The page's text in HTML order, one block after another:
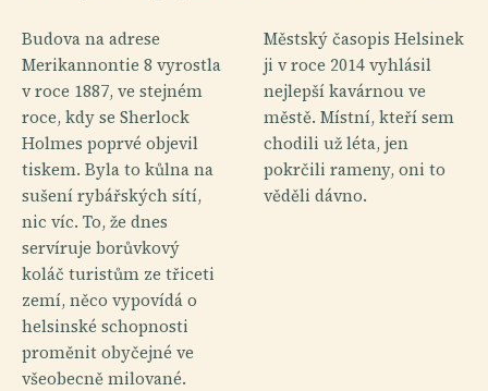
Budova na adrese
Merikannontie 8 vyrostla
v roce 1887, ve stejném
roce, kdy se Sherlock
Holmes poprvé objevil
tiskem. Byla to kůlna na
sušení rybářských sítí,
nic víc. To, že dnes
servíruje borůvkový
koláč turistům ze třiceti
zemí, něco vypovídá o
helsinské schopnosti
proměnit obyčejné ve
všeobecně milované.
Městský časopis Helsinek
ji v roce 2014 vyhlásil
nejlepší kavárnou ve
městě. Místní, kteří sem
chodili už léta, jen
pokrčili rameny, oni to
věděli dávno.